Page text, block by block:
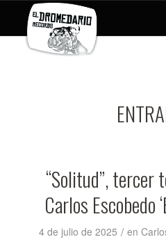
“Solitud”, tercer
Carlos Escobedo
4 de julio de 2025 / en